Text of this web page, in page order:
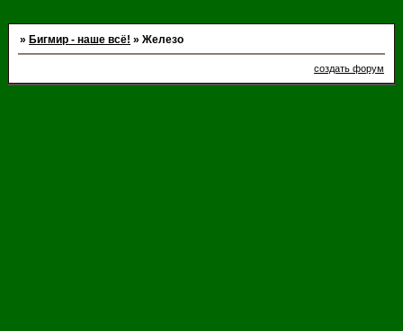
» Бигмир - наше всё! »Железо
создать форум